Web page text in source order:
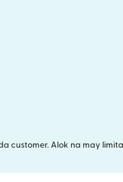
customer. Alok na may